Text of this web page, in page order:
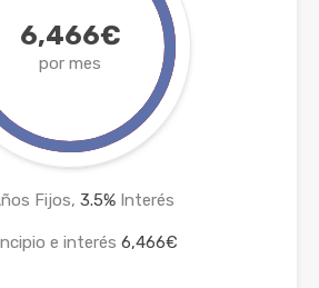
6,466€
por mes
Fijos, 3.5% Interés
e interés 6,466€